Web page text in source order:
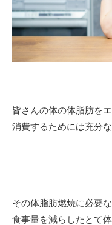
皆さんの体の体脂肪を
消費するためには充分
その体脂肪燃焼に必要
食事量を減らしたとて